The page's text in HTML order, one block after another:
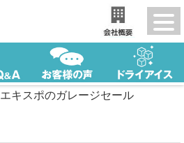
エキスポのガレージセール